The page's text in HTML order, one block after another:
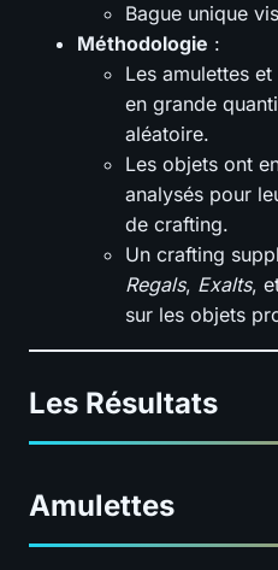
Bague unique
Méthodologie :
Les amulettes
en grande
aléatoire.
Les objets ont
analysés pour
de crafting.
Un crafting
Regals, Exalts,
sur les objets
Les Résultats
Amulettes